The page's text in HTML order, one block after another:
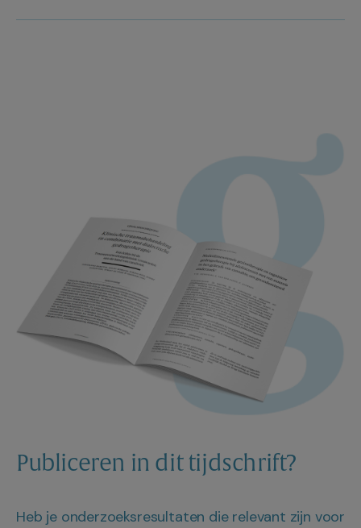
Publiceren in dit tijdschrift?
Heb je onderzoeksresultaten die relevant zijn voor